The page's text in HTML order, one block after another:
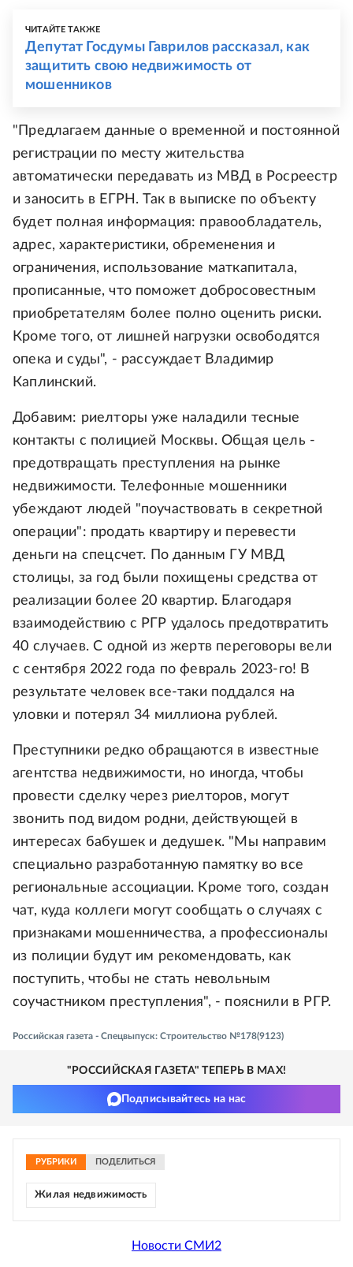
ЧИТАЙТЕ ТАКЖЕ
Депутат Госдумы Гаврилов рассказал, как
защитить свою недвижимость от
мошенников
"Предлагаем данные о временной и постоянной
регистрации по месту жительства
автоматически передавать из МВД в Росреестр
и заносить в ЕГРН. Так в выписке по объекту
будет полная информация: правообладатель,
адрес, характеристики, обременения и
ограничения, использование маткапитала,
прописанные, что поможет добросовестным
приобретателям более полно оценить риски.
Кроме того, от лишней нагрузки освободятся
опека и суды", - рассуждает Владимир
Каплинский.
Добавим: риелторы уже наладили тесные
контакты с полицией Москвы. Общая цель -
предотвращать преступления на рынке
недвижимости. Телефонные мошенники
убеждают людей "поучаствовать в секретной
операции": продать квартиру и перевести
деньги на спецсчет. По данным ГУ МВД
столицы, за год были похищены средства от
реализации более 20 квартир. Благодаря
взаимодействию с РГР удалось предотвратить
40 случаев. С одной из жертв переговоры вели
с сентября 2022 года по февраль 2023-го! В
результате человек все-таки поддался на
уловки и потерял 34 миллиона рублей.
Преступники редко обращаются в известные
агентства недвижимости, но иногда, чтобы
провести сделку через риелторов, могут
звонить под видом родни, действующей в
интересах бабушек и дедушек. "Мы направим
специально разработанную памятку во все
региональные ассоциации. Кроме того, создан
чат, куда коллеги могут сообщать о случаях с
признаками мошенничества, а профессионалы
из полиции будут им рекомендовать, как
поступить, чтобы не стать невольным
соучастником преступления", - пояснили в РГР.
Российская газета - Спецвыпуск: Строительство №178(9123)
"РОССИЙСКАЯ ГАЗЕТА" ТЕПЕРЬ В MAX!
Подписывайтесь на нас
РУБРИКИ ПОДЕЛИТЬСЯ
Жилая недвижимость
Новости СМИ2